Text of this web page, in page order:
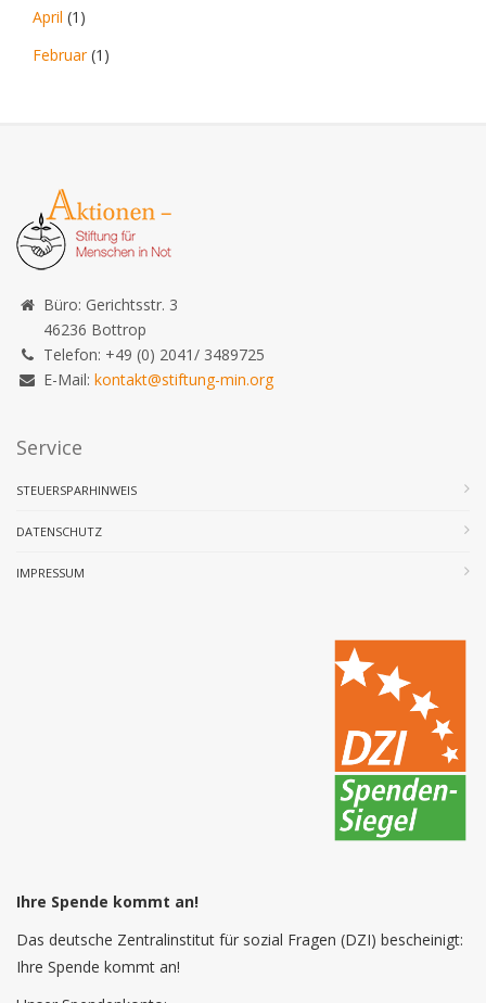
April (1)
Februar(1)
Büro: Gerichtsstr. 3
46236 Bottrop
Telefon: +49 (0) 2041/ 3489725
E-Mail: kontakt@stiftung-min.org
Service
STEUERSPARHINWEIS
DATENSCHUTZ
IMPRESSUM
Ihre Spende kommt an!
Das deutsche Zentralinstitut für sozial Fragen (DZI) bescheinigt:
Ihre Spende kommt an!